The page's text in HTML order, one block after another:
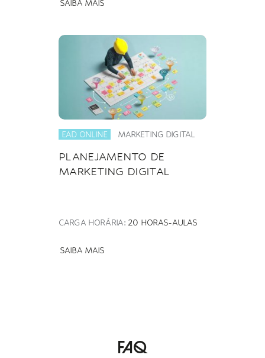
SAIBA MAIS
EAD ONLINE MARKETING DIGITAL
PLANEJAMENTO DE
MARKETING DIGITAL
CARGA HORÁRIA: 20 HORAS-AULAS
SAIBA MAIS
Faq